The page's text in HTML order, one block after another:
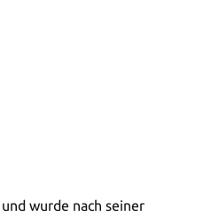
wurde nach seiner